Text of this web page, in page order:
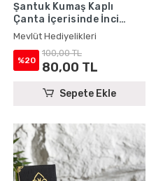
Şantuk Kumaş Kaplı
Çanta İçerisinde İnci
Tesbihli Saks Mavisi
Renkli Şantuk Yasin
Kitabı Seti - Mevlüt
Hediyelikleri
Mevlüt Hediyelikleri
%20
100,00 TL
80,00 TL
Sepete Ekle